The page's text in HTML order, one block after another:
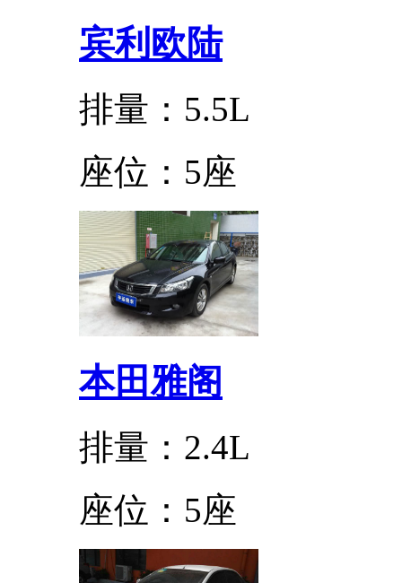
宾利欧陆
排量：5.5L
座位：5座
本田雅阁
排量：2.4L
座位：5座